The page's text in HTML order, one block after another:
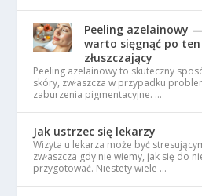
Peeling azelainowy
warto sięgnąć po
złuszczający
Peeling azelainowy to skuteczny
skóry, zwłaszcza w przypadku
zaburzenia pigmentacyjne. …
Jak ustrzec się lekarzy
Wizyta u lekarza może być
zwłaszcza gdy nie wiemy, jak się do
przygotować. Niestety wiele …